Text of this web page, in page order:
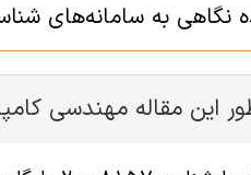
نگاهی به سامانه‌های